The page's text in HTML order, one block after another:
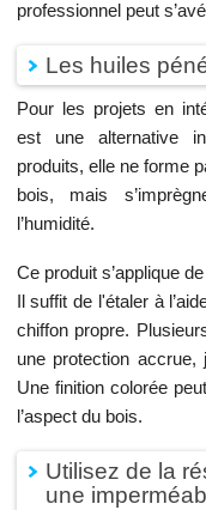
professionnel peut
Les huiles
Pour les projets en
est une alternative
produits, elle ne forme
bois, mais
l’humidité.
Ce produit s’applique
Il suffit de l'étaler à
chiffon propre.
une protection
Une finition colorée
l’aspect du bois.
Utilisez de la
une